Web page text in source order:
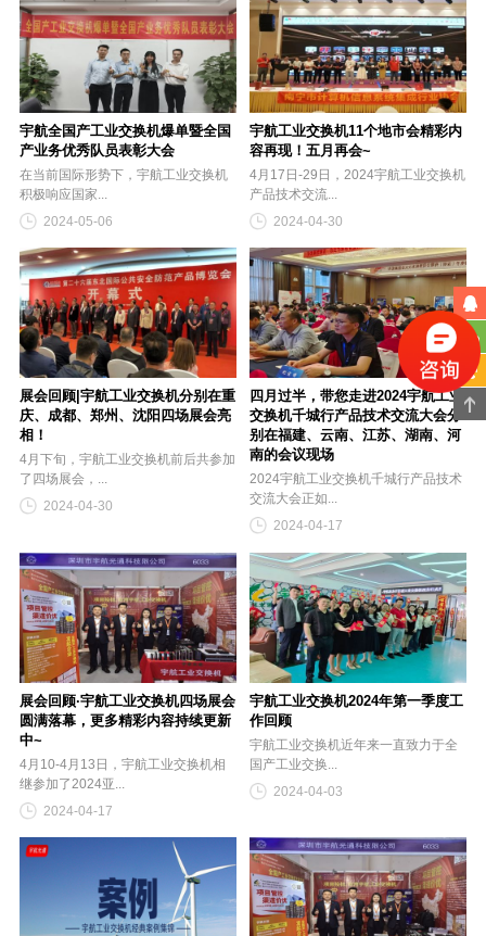
宇航全国产工业交换机爆单暨全国
产业务优秀队员表彰大会
在当前国际形势下，宇航工业交换机
积极响应国家...
2024-05-06
宇航工业交换机11个地市会精彩内
容再现！五月再会~
4月17日-29日，2024宇航工业交换机
产品技术交流...
2024-04-30
展会回顾|宇航工业交换机分别在重
庆、成都、郑州、沈阳四场展会亮
相！
4月下旬，宇航工业交换机前后共参加
了四场展会，...
2024-04-30
四月过半，带您走进2024宇航工业
交换机千城行产品技术交流大会分
别在福建、云南、江苏、湖南、河
南的会议现场
2024宇航工业交换机千城行产品技术
交流大会正如...
2024-04-17
展会回顾·宇航工业交换机四场展会
圆满落幕，更多精彩内容持续更新
中~
4月10-4月13日，宇航工业交换机相
继参加了2024亚...
2024-04-17
宇航工业交换机2024年第一季度工
作回顾
宇航工业交换机近年来一直致力于全
国产工业交换...
2024-04-03